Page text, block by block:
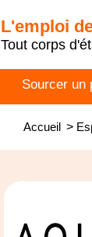
L'emploi
Tout corps
Sourcer un
Accueil >